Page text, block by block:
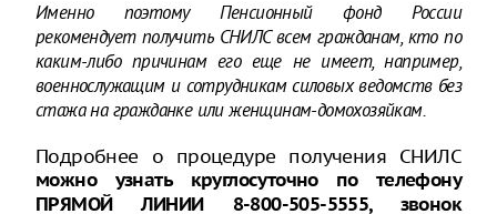
Именно поэтому Пенсионный фонд России
рекомендует получить СНИЛС всем гражданам, кто по
каким-либо причинам его еще не имеет, например,
военнослужащим и сотрудникам силовых ведомств без
стажа на гражданке или женщинам-домохозяйкам.
Подробнее о процедуре получения СНИЛС
можно узнать круглосуточно по телефону
ПРЯМОЙ ЛИНИИ 8-800-505-5555, звонок